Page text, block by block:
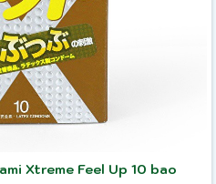
Xtreme Feel Up 10 bao